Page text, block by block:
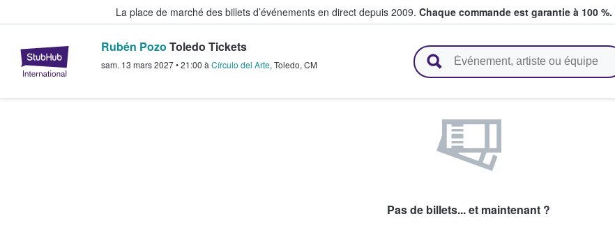
La place de marché des billets d’événements en direct depuis 2009. Chaque commande est garantie à 100 %.
StubHub - Où les fans achètent et vendent des billets
Rubén Pozo Toledo Tickets
sam. 13 mars 2027•21:00 à Círculo del Arte, Toledo, CM
Pas de billets... et maintenant ?